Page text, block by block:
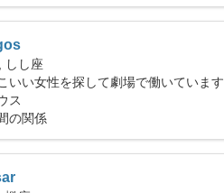
しし座
いい女性を探して劇場で働いています
ス
の関係